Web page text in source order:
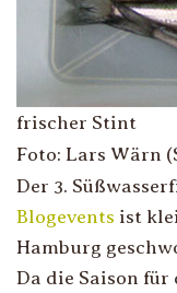
frischer Stint
Foto: Lars Wärn
Der 3.
Blogevents ist
Hamburg
Da die Saison